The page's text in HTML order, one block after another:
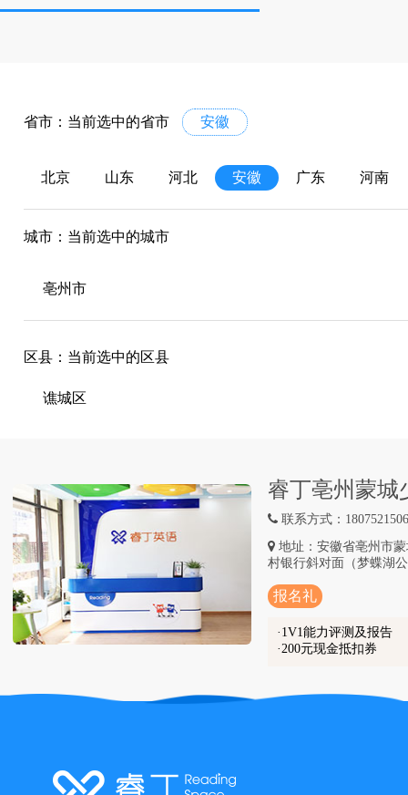
省市：当前选中的省市 安徽
北京 山东 河北 安徽 广东 河南
城市：当前选中的城市
亳州市
区县：当前选中的区县
谯城区
睿丁亳州蒙城
联系方式：
地址：安徽省亳州市
村银行斜对面（梦蝶湖
报名礼
1V1能力评测及报告
200元现金抵扣券